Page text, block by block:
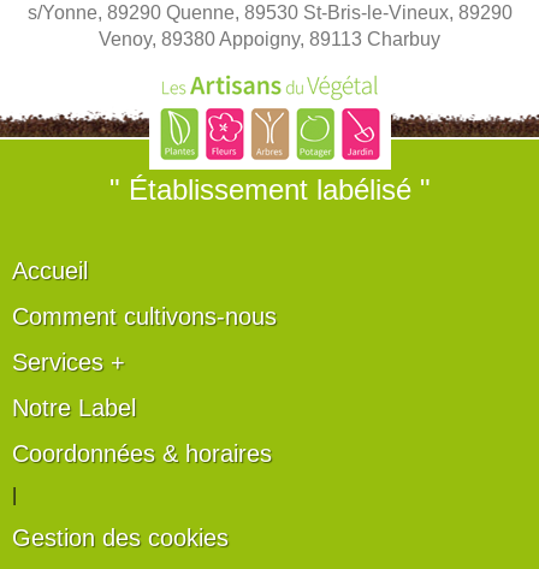
s/Yonne, 89290 Quenne, 89530 St-Bris-le-Vineux, 89290
Venoy, 89380 Appoigny, 89113 Charbuy
" Établissement labélisé "
Accueil
Comment cultivons-nous
Services +
Notre Label
Coordonnées & horaires
Gestion des cookies